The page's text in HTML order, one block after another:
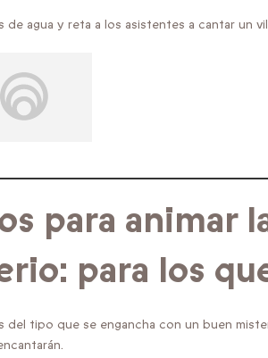
de agua y reta a los asistentes a cantar un
para animar
para los
del tipo que se engancha con un buen